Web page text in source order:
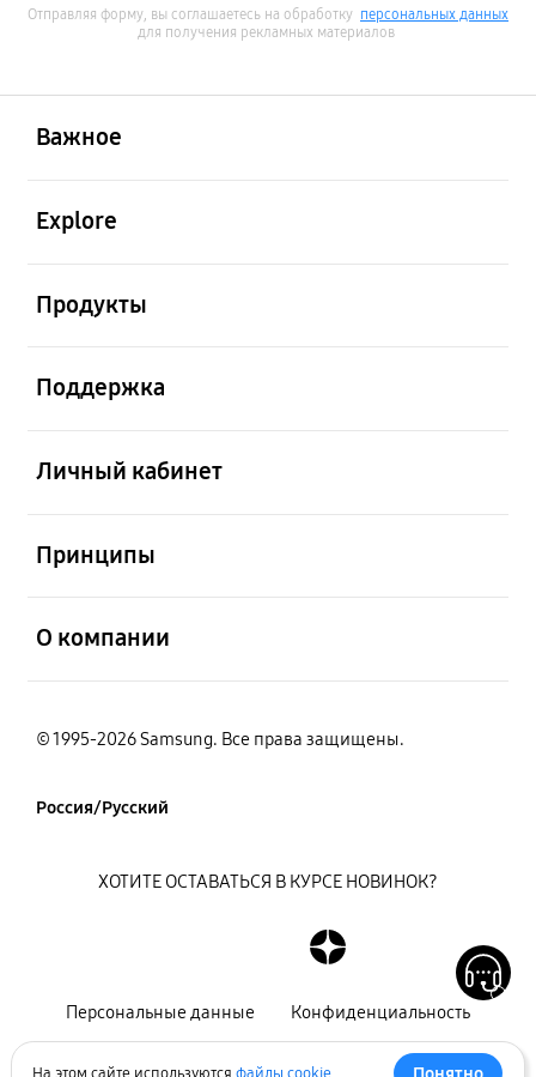
Отправляя форму, вы соглашаетесь на обработку персональных данных
для получения рекламных материалов
Важное
Explore
Продукты
Поддержка
Личный кабинет
Принципы
О компании
© 1995-2026 Samsung. Все права защищены.
Россия/Русский
Персональные данные Конфиденциальность
ХОТИТЕ ОСТАВАТЬСЯ В КУРСЕ НОВИНОК?
На этом сайте используются файлы cookie.